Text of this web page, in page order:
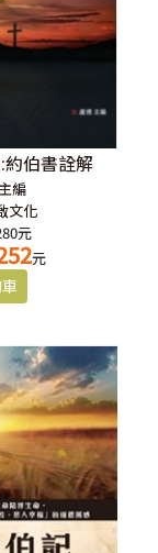
約伯書詮解
編
文化
元
元